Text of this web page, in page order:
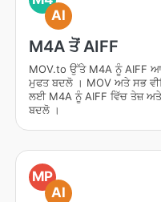
AI
M4A ਤੋਂ AIFF
MOV.to ਉੱਤੇ M4A ਨੂੰ AIFF
ਮੁਫਤ ਬਦਲੋ । MOV ਅਤੇ ਸਭ
ਲਈ M4A ਨੂੰ AIFF ਵਿੱਚ ਤੇਜ਼
ਬਦਲੋ ।
MP
AI